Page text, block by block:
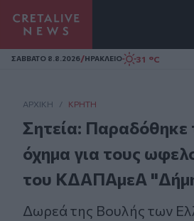
Homepage
ΣAΒΒΑΤΟ 8.8.2026/ΗΡΑΚΛΕΙΟ 31 °C
ΑΡΧΙΚΗ / ΚΡΉΤΗ
Σητεία: Παραδόθηκε
όχημα για τους
του ΚΔΑΠΑμεΑ
Δωρεά της Βουλής των